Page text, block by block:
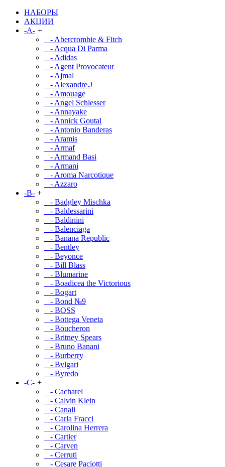
НАБОРЫ
АКЦИИ
-A- +
- Abercrombie & Fitch
- Acqua Di Parma
- Adidas
- Agent Provocateur
- Ajmal
- Alexandre.J
- Amouage
- Angel Schlesser
- Annayake
- Annick Goutal
- Antonio Banderas
- Aramis
- Armaf
- Armand Basi
- Armani
- Aroma Narcotique
- Azzaro
-B- +
- Badgley Mischka
- Baldessarini
- Baldinini
- Balenciaga
- Banana Republic
- Bentley
- Beyonce
- Bill Blass
- Blumarine
- Boadicea the Victorious
- Bogart
- Bond №9
- BOSS
- Bottega Veneta
- Boucheron
- Britney Spears
- Bruno Banani
- Burberry
- Bvlgari
- Byredo
-C- +
- Cacharel
- Calvin Klein
- Canali
- Carla Fracci
- Carolina Herrera
- Cartier
- Carven
- Cerruti
- Cesare Paciotti